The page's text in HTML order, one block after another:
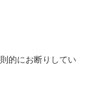
的にお断りしてい